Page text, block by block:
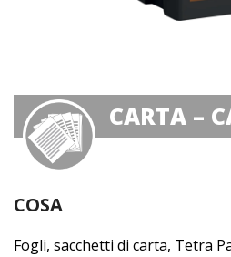
CARTA –
COSA
Fogli, sacchetti di carta, Tetra